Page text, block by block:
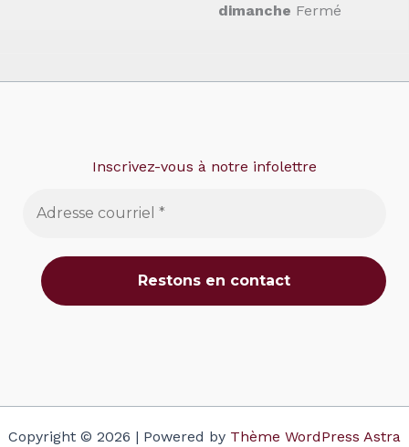
dimanche Fermé
Inscrivez-vous à notre infolettre
Copyright © 2026 | Powered by Thème WordPress Astra